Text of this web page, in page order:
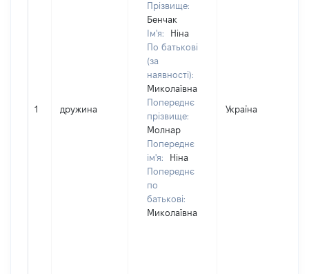
1 дружина
Прізвище:
Бенчак
Ім'я:
Ніна
По батькові
(за
наявності):
Миколаївна
Попереднє
прізвище:
Молнар
Попереднє
ім'я:
Ніна
Попереднє
по
батькові:
Миколаївна
Україна